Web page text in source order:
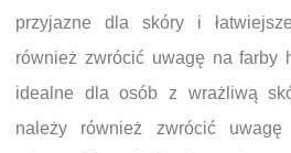
przyjazne dla skóry i
również zwrócić uwagę na farby
idealne dla osób z wrażliwą
należy również zwrócić